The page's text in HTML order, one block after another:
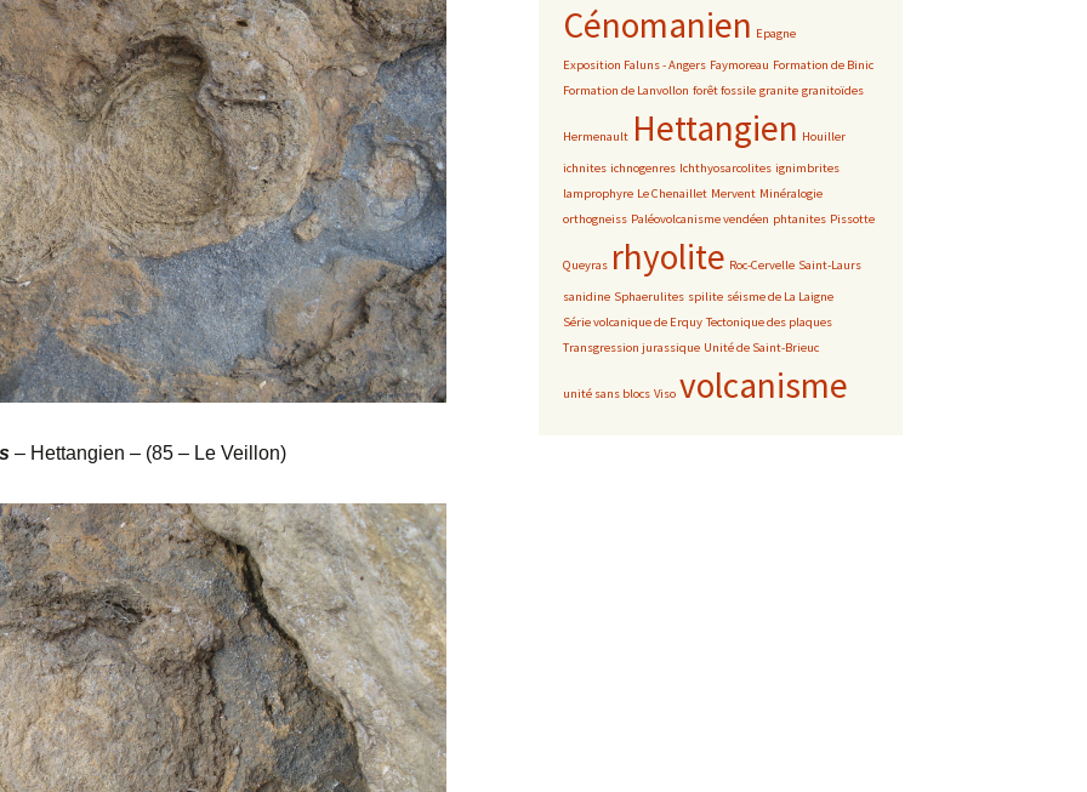
– Hettangien – (85 – Le Veillon)
Cénomanien Epagne
Exposition Faluns - Angers Faymoreau Formation de Binic
Formation de Lanvollon forêt fossile granite granitoïdes
Hermenault Hettangien Houiller
ichnites ichnogenres Ichthyosarcolites ignimbrites
lamprophyre Le Chenaillet Mervent Minéralogie
orthogneiss Paléovolcanisme vendéen phtanites Pissotte
Queyras rhyolite Roc-Cervelle Saint-Laurs
sanidine Sphaerulites spilite séisme de La Laigne
Série volcanique de Erquy Tectonique des plaques
Transgression jurassique Unité de Saint-Brieuc
unité sans blocs Viso volcanisme